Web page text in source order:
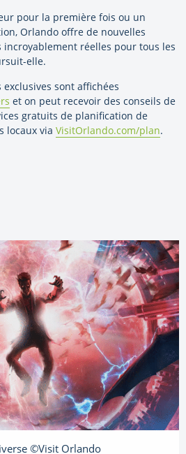
pour la première fois ou un
Orlando offre de nouvelles
réelles pour tous les
elle.
exclusives sont affichées
et on peut recevoir des conseils de
gratuits de planification de
locaux via VisitOrlando.com/plan.
©Visit Orlando